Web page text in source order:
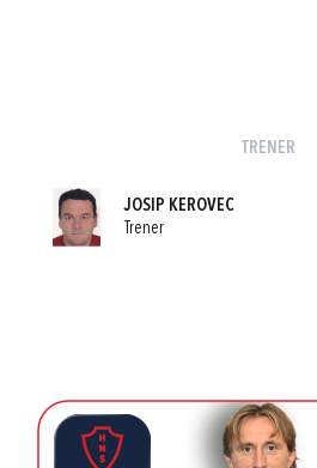
TRENER
JOSIP KEROVEC
Trener